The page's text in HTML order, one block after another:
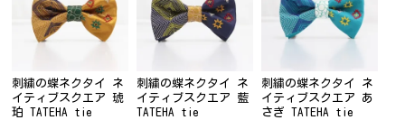
刺繍の蝶ネクタイ ネ
イティブスクエア 琥
珀 TATEHA tie
刺繍の蝶ネクタイ ネ
イティブスクエア 藍
TATEHA tie
刺繍の蝶ネクタイ ネ
イティブスクエア あ
さぎ TATEHA tie